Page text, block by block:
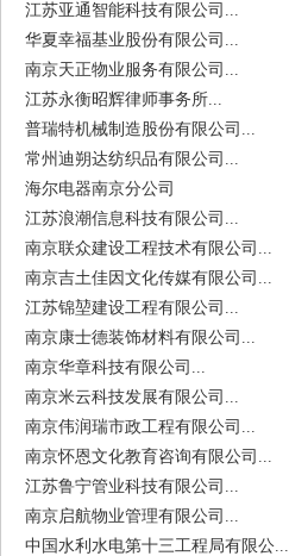
江苏亚通智能科技有限公司...
华夏幸福基业股份有限公司...
南京天正物业服务有限公司...
江苏永衡昭辉律师事务所...
普瑞特机械制造股份有限公司...
常州迪朔达纺织品有限公司...
海尔电器南京分公司
江苏浪潮信息科技有限公司...
南京联众建设工程技术有限公司...
南京吉土佳因文化传媒有限公司...
江苏锦堃建设工程有限公司...
南京康士德装饰材料有限公司...
南京华章科技有限公司...
南京米云科技发展有限公司...
南京伟润瑞市政工程有限公司...
南京怀恩文化教育咨询有限公司...
江苏鲁宁管业科技有限公司...
南京启航物业管理有限公司...
中国水利水电第十三工程局有限公...